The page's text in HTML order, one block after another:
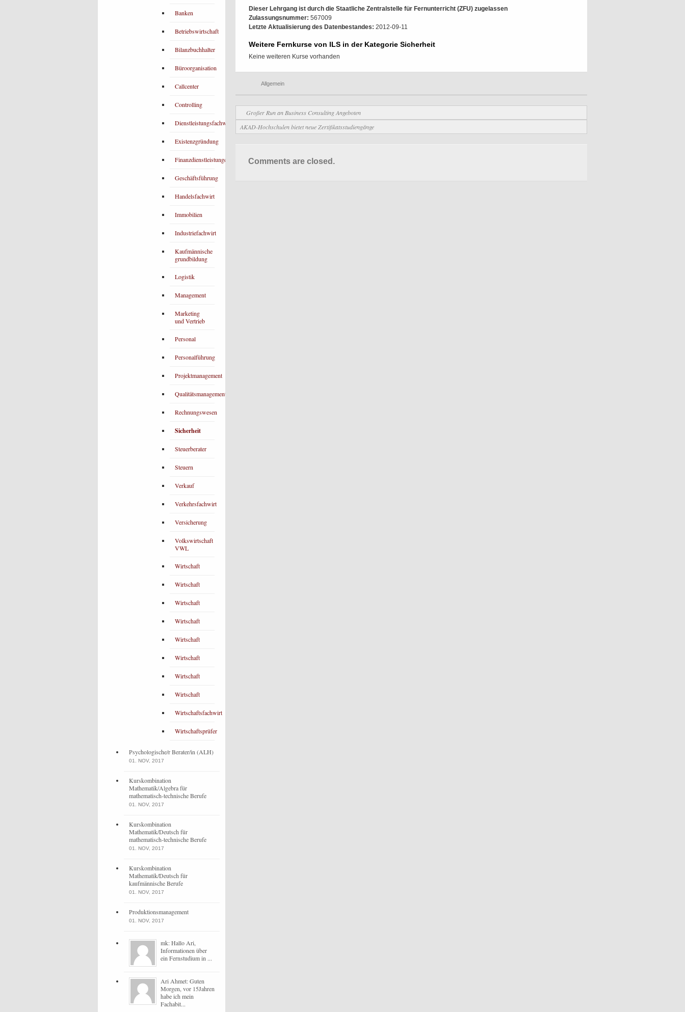
Dieser Lehrgang ist durch die Staatliche Zentralstelle für Fernunterricht (ZFU) zugelassen
Zulassungsnummer: 567009
Letzte Aktualisierung des Datenbestandes: 2012-09-11
Weitere Fernkurse von ILS in der Kategorie Sicherheit
Keine weiteren Kurse vorhanden
Allgemein
Großer Run an Business Consulting Angeboten
AKAD-Hochschulen bietet neue Zertifikatsstudiengänge
Comments are closed.
Banken
Betriebswirtschaft
Bilanzbuchhalter
Büroorganisation
Callcenter
Controlling
Dienstleistungsfachwirt
Existenzgründung
Finanzdienstleistungen
Geschäftsführung
Handelsfachwirt
Immobilien
Industriefachwirt
Kaufmännische
grundbildung
Logistik
Management
Marketing
und Vertrieb
Personal
Personalführung
Projektmanagement
Qualitätsmanagement
Rechnungswesen
Sicherheit
Steuerberater
Steuern
Verkauf
Verkehrsfachwirt
Versicherung
Volkswirtschaft
VWL
Wirtschaft
Wirtschaft
Wirtschaft
Wirtschaft
Wirtschaft
Wirtschaft
Wirtschaft
Wirtschaft
Wirtschaftsfachwirt
Wirtschaftsprüfer
Psychologische/r Berater/in (ALH)
01. NOV, 2017
Kurskombination
Mathematik/Algebra für
mathematisch-technische Berufe
01. NOV, 2017
Kurskombination
Mathematik/Deutsch für
mathematisch-technische Berufe
01. NOV, 2017
Kurskombination
Mathematik/Deutsch für
kaufmännische Berufe
01. NOV, 2017
Produktionsmanagement
01. NOV, 2017
mk: Hallo Ari,
Informationen über
ein Fernstudium in ...
Ari Ahmet: Guten
Morgen, vor 15Jahren
habe ich mein
Fachabit...